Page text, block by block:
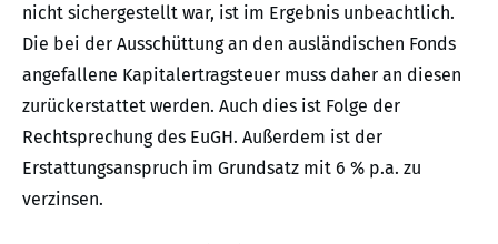
nicht sichergestellt war, ist im Ergebnis unbeachtlich.
Die bei der Ausschüttung an den ausländischen Fonds
angefallene Kapitalertragsteuer muss daher an diesen
zurückerstattet werden. Auch dies ist Folge der
Rechtsprechung des EuGH. Außerdem ist der
Erstattungsanspruch im Grundsatz mit 6 % p.a. zu
verzinsen.